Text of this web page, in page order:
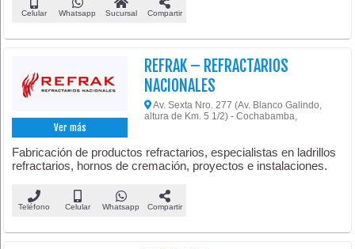
Celular Whatsapp Sucursal Compartir
Ver más
REFRAK – REFRACTARIOS
NACIONALES
Av. Sexta Nro. 277 (Av. Blanco Galindo,
altura de Km. 5 1/2) - Cochabamba,
Fabricación de productos refractarios, especialistas en ladrillos
refractarios, hornos de cremación, proyectos e instalaciones.
Teléfono Celular Whatsapp Compartir